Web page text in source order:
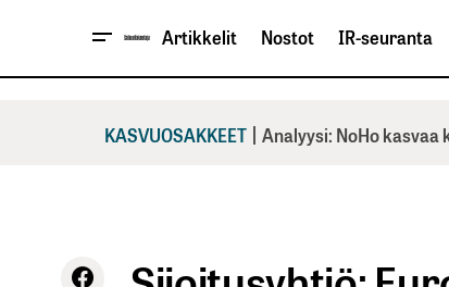
Artikkelit Nostot IR-seuranta
KASVUOSAKKEET | Analyysi: NoHo kasvaa